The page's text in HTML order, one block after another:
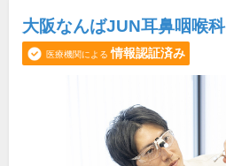
大阪なんばJUN耳鼻咽喉科
医療機関による 情報認証済み